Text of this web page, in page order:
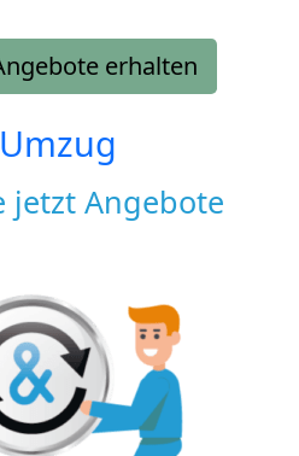
erhalten
jetzt Angebote